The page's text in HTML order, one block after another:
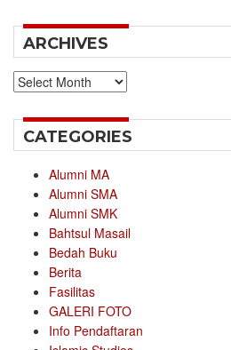
ARCHIVES
Archives
CATEGORIES
Alumni MA
Alumni SMA
Alumni SMK
Bahtsul Masail
Bedah Buku
Berita
Fasilitas
GALERI FOTO
Info Pendaftaran